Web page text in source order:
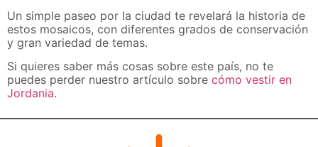
Un simple paseo por la ciudad te revelará la historia de
estos mosaicos, con diferentes grados de conservación
y gran variedad de temas.
Si quieres saber más cosas sobre este país, no te
puedes perder nuestro artículo sobre cómo vestir en
Jordania.